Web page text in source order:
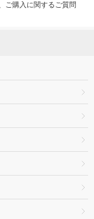
ご購入に関するご質問